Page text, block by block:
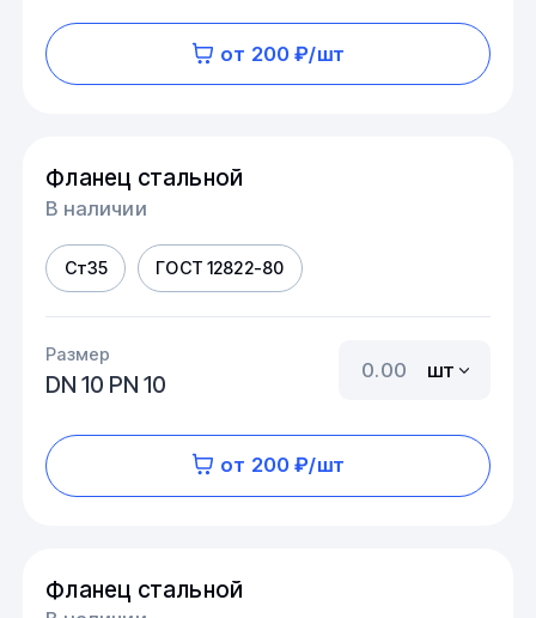
от 200 ₽/шт
Фланец стальной
В наличии
Ст35 ГОСТ 12822-80
Размер
DN 10 PN 10
шт
от 200 ₽/шт
Фланец стальной